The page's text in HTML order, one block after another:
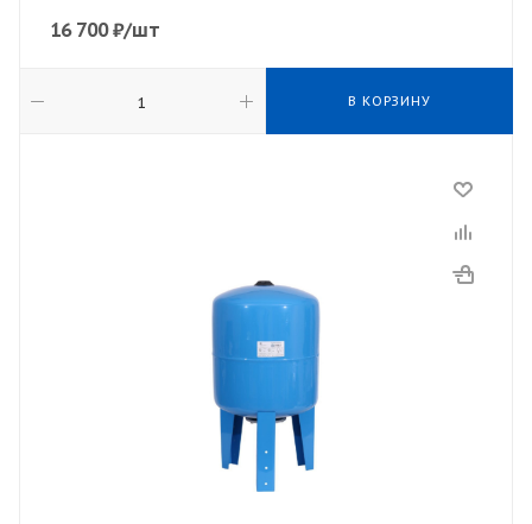
16 700₽/шт
В КОРЗИНУ